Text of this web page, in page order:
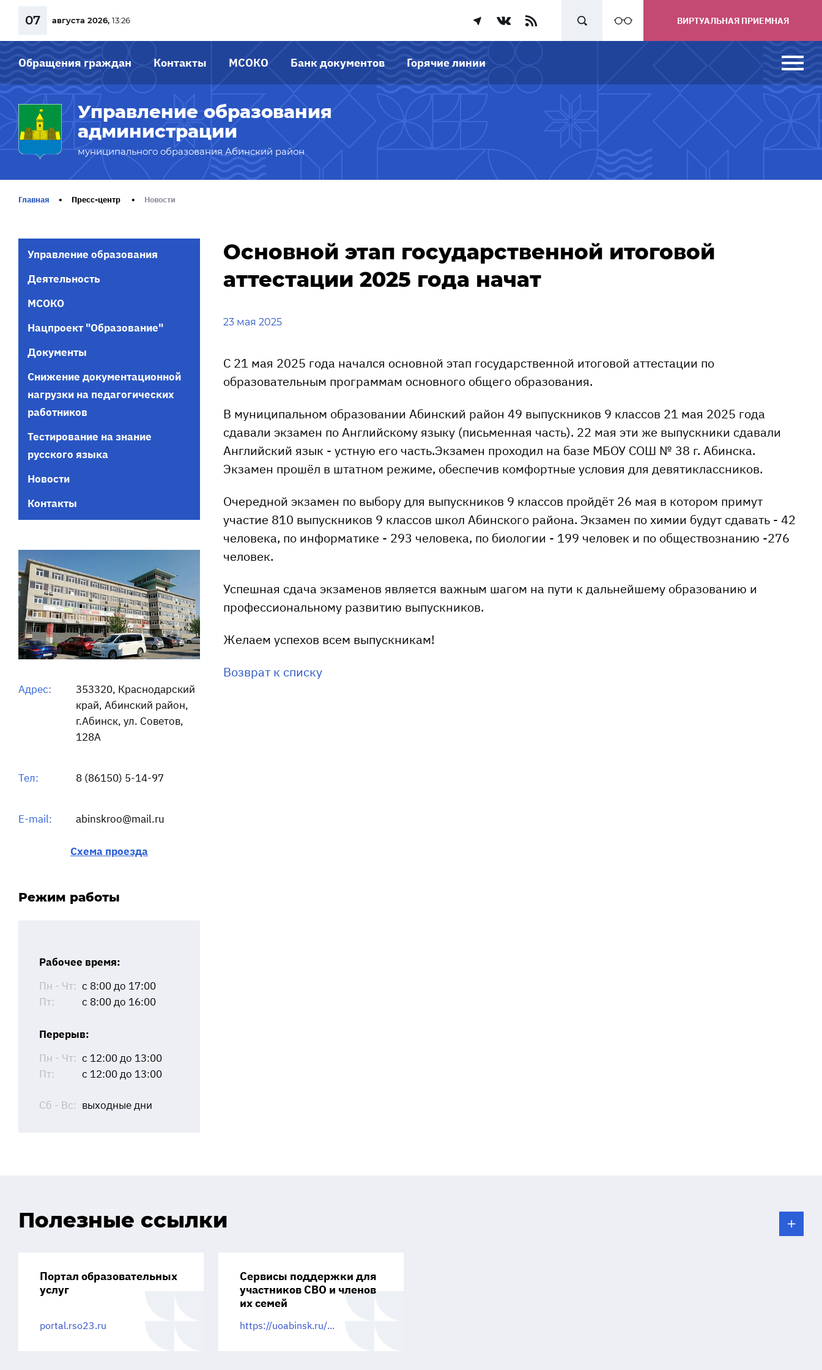
07 августа 2026, 13:26 ВИРТУАЛЬНАЯ ПРИЕМНАЯ
Обращения граждан Контакты МСОКО Банк документов Горячие линии
Управление образования
администрации
муниципального образования Абинский район
Главная Пресс-центр Новости
Управление образования
Деятельность
МСОКО
Нацпроект "Образование"
Документы
Снижение документационной
нагрузки на педагогических
работников
Тестирование на знание
русского языка
Новости
Контакты
Адрес:
353320, Краснодарский
край, Абинский район,
г.Абинск, ул. Советов,
128А
Тел: 8 (86150) 5-14-97
E-mail: abinskroo@mail.ru
Схема проезда
Режим работы
Рабочее время:
Пн - Чт: с 8:00 до 17:00
Пт:
с 8:00 до 16:00
Перерыв:
Пн - Чт: с 12:00 до 13:00
Пт:
с 12:00 до 13:00
Сб - Вс: выходные дни
Основной этап государственной итоговой
аттестации 2025 года начат
23 мая 2025
С 21 мая 2025 года начался основной этап государственной итоговой аттестации по
образовательным программам основного общего образования.
В муниципальном образовании Абинский район 49 выпускников 9 классов 21 мая 2025 года
сдавали экзамен по Английскому языку (письменная часть). 22 мая эти же выпускники сдавали
Английский язык - устную его часть.Экзамен проходил на базе МБОУ СОШ № 38 г. Абинска.
Экзамен прошёл в штатном режиме, обеспечив комфортные условия для девятиклассников.
Очередной экзамен по выбору для выпускников 9 классов пройдёт 26 мая в котором примут
участие 810 выпускников 9 классов школ Абинского района. Экзамен по химии будут сдавать - 42
человека, по информатике - 293 человека, по биологии - 199 человек и по обществознанию -276
человек.
Успешная сдача экзаменов является важным шагом на пути к дальнейшему образованию и
профессиональному развитию выпускников.
Желаем успехов всем выпускникам!
Возврат к списку
Полезные ссылки
Портал образовательных
услуг
portal.rso23.ru
Сервисы поддержки для
участников СВО и членов
их семей
https://uoabinsk.ru/...